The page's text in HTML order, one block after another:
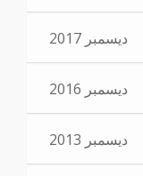
ديسمبر 2017
ديسمبر 2016
ديسمبر 2013